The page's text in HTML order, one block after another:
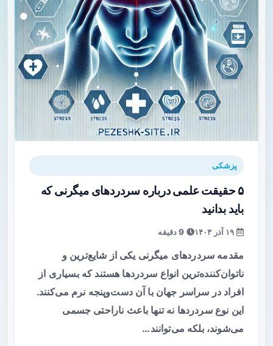
پزشکی
۵ حقیقت علمی درباره سردردهای میگرنی که
باید بدانید
مقدمه سردردهای میگرنی یکی از شایع‌ترین و
ناتوان‌کننده‌ترین انواع سردردها هستند که بسیاری از
افراد در سراسر جهان با آن دست‌وپنجه نرم می‌کنند.
این نوع سردردها نه تنها باعث ناراحتی جسمی
می‌شوند، بلکه می‌توانند…